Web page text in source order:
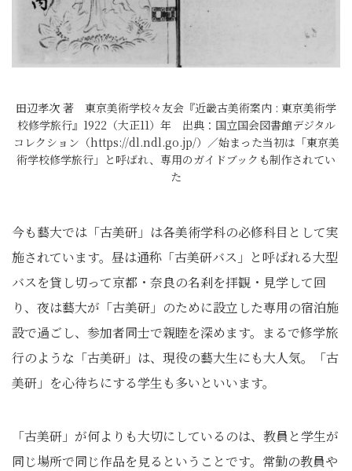
田辺孝次 著 東京美術学校々友会『近畿古美術案内 : 東京美術学
校修学旅行』1922（大正11）年 出典：国立国会図書館デジタル
コレクション（https://dl.ndl.go.jp/）／始まった当初は「東京美
術学校修学旅行」と呼ばれ、専用のガイドブックも制作されてい
た
今も藝大では「古美研」は各美術学科の必修科目として実
施されています。昼は通称「古美研バス」と呼ばれる大型
バスを貸し切って京都・奈良の名刹を拝観・見学して回
り、夜は藝大が「古美研」のために設立した専用の宿泊施
設で過ごし、参加者同士で親睦を深めます。まるで修学旅
行のような「古美研」は、現役の藝大生にも大人気。「古
美研」を心待ちにする学生も多いといいます。
「古美研」が何よりも大切にしているのは、教員と学生が
同じ場所で同じ作品を見るということです。常勤の教員や